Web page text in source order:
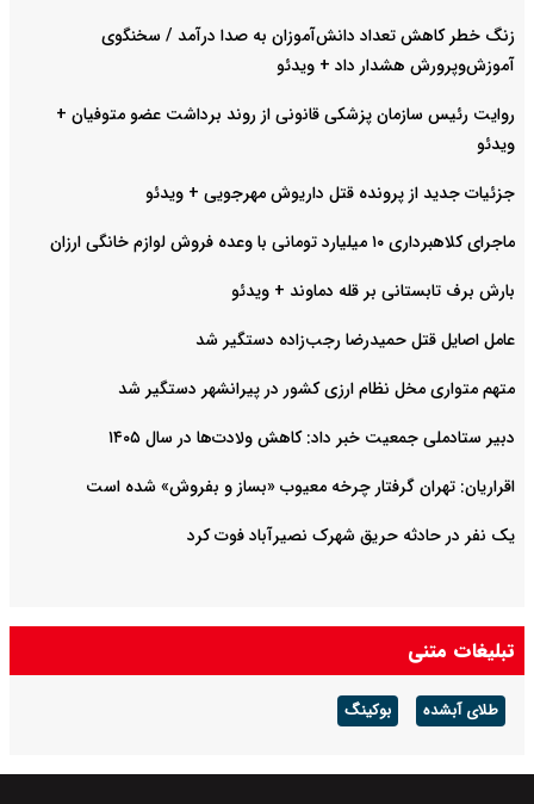
زنگ خطر کاهش تعداد دانش‌آموزان به صدا درآمد / سخنگوی
آموزش‌وپرورش هشدار داد +‌ ویدئو
روایت رئیس سازمان پزشکی قانونی از روند برداشت عضو متوفیان +
ویدئو
جزئیات جدید از پرونده قتل داریوش مهرجویی + ویدئو
ماجرای کلاهبرداری ۱۰ میلیارد تومانی با وعده فروش لوازم خانگی ارزان
بارش برف تابستانی بر قله دماوند + ویدئو
عامل اصایل قتل حمیدرضا رجب‌‌زاده دستگیر شد
متهم متواری مخل نظام ارزی کشور در پیرانشهر دستگیر شد
دبیر ستادملی جمعیت خبر داد: کاهش ولادت‌ها در سال ۱۴۰۵
اقراریان: تهران گرفتار چرخه معیوب «بساز و بفروش» شده است
یک نفر در حادثه حریق شهرک نصیرآباد فوت کرد
تبلیغات متنی
طلای آبشده بوکینگ